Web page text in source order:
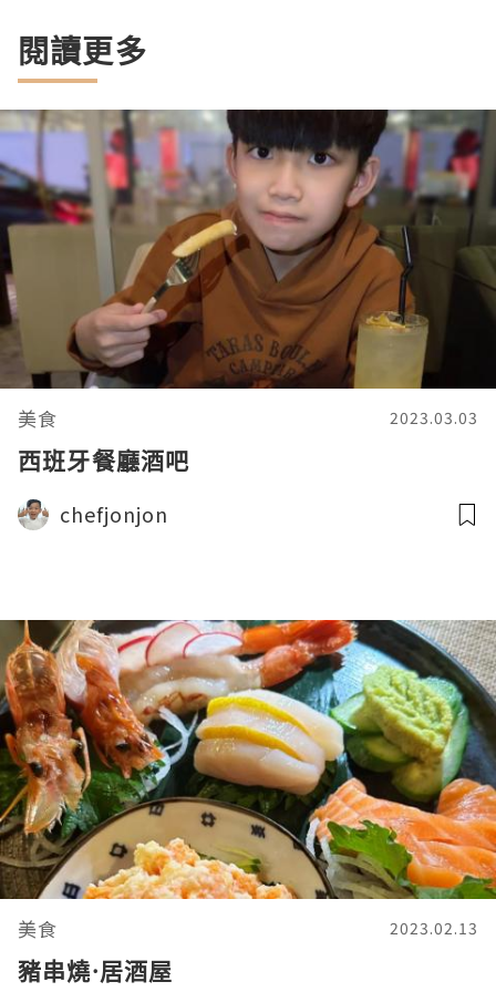
閱讀更多
美食 2023.03.03
西班牙餐廳酒吧
chefjonjon
美食 2023.02.13
豬串燒·居酒屋